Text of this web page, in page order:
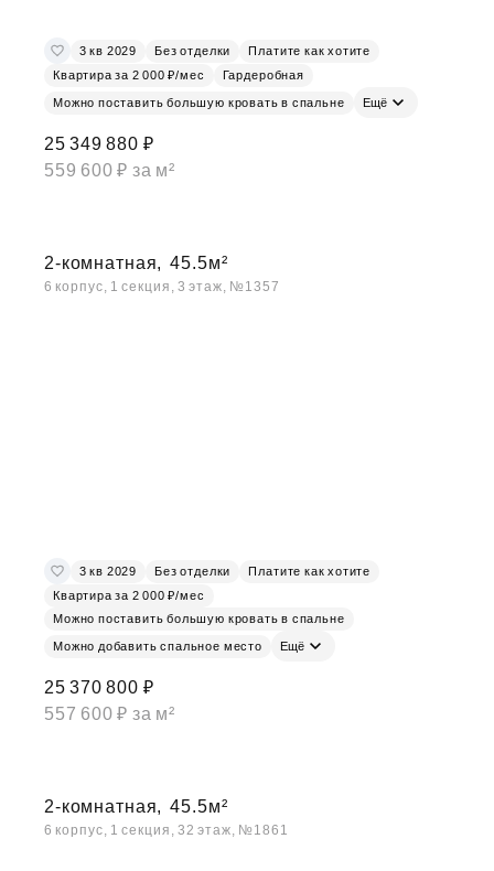
3 кв 2029 Без отделки
Платите как хотите
Квартира за 2 000 ₽/мес
Гардеробная
Можно поставить большую кровать в спальне Ещё
25 349 880 ₽
559 600 ₽ за м²
2-комнатная, 45.5м²
6 корпус, 1 секция, 3 этаж, №1357
3 кв 2029 Без отделки
Платите как хотите
Квартира за 2 000 ₽/мес
Можно поставить большую кровать в спальне
Можно добавить спальное место Ещё
25 370 800 ₽
557 600 ₽ за м²
2-комнатная, 45.5м²
6 корпус, 1 секция, 32 этаж, №1861